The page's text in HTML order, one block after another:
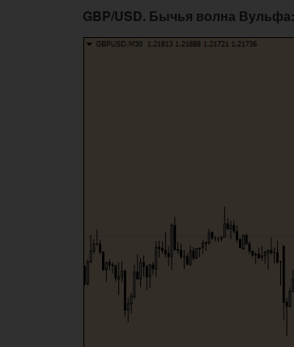
GBP/USD. Бычья волна Вульфа: